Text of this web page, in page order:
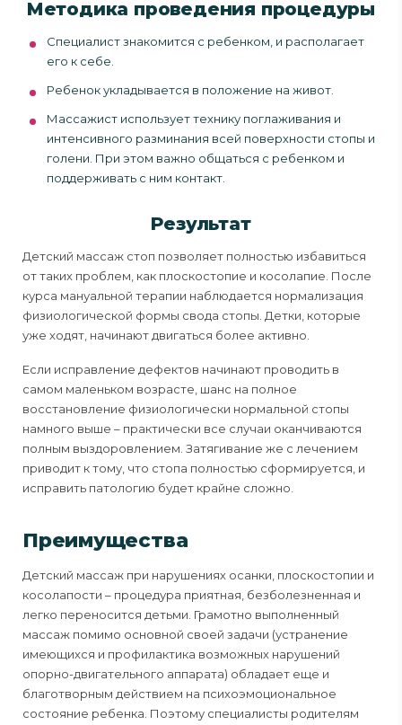
Методика проведения процедуры
Специалист знакомится с ребенком, и располагает
его к себе.
Ребенок укладывается в положение на живот.
Массажист использует технику поглаживания и
интенсивного разминания всей поверхности стопы и
голени. При этом важно общаться с ребенком и
поддерживать с ним контакт.
Результат
Детский массаж стоп позволяет полностью избавиться
от таких проблем, как плоскостопие и косолапие. После
курса мануальной терапии наблюдается нормализация
физиологической формы свода стопы. Детки, которые
уже ходят, начинают двигаться более активно.
Если исправление дефектов начинают проводить в
самом маленьком возрасте, шанс на полное
восстановление физиологически нормальной стопы
намного выше – практически все случаи оканчиваются
полным выздоровлением. Затягивание же с лечением
приводит к тому, что стопа полностью сформируется, и
исправить патологию будет крайне сложно.
Преимущества
Детский массаж при нарушениях осанки, плоскостопии и
косолапости – процедура приятная, безболезненная и
легко переносится детьми. Грамотно выполненный
массаж помимо основной своей задачи (устранение
имеющихся и профилактика возможных нарушений
опорно-двигательного аппарата) обладает еще и
благотворным действием на психоэмоциональное
состояние ребенка. Поэтому специалисты родителям